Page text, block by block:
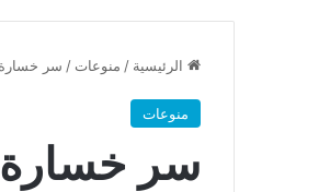
الرئيسية / منوعات / سر خسارة
منوعات
سر خسارة